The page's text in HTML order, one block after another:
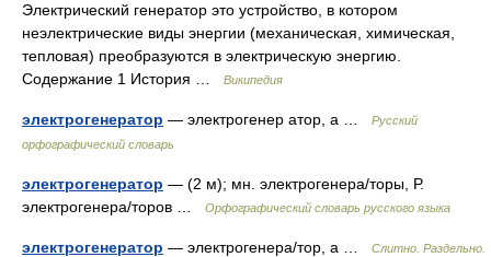
Электрический генератор это устройство, в котором
неэлектрические виды энергии (механическая, химическая,
тепловая) преобразуются в электрическую энергию.
Содержание 1 История …
Википедия
электрогенератор — электрогенер атор, а …
Русский
орфографический словарь
электрогенератор — (2 м); мн. электрогенера/торы, Р.
электрогенера/торов …
Орфографический словарь русского языка
электрогенератор — электрогенера/тор, а …
Слитно. Раздельно.